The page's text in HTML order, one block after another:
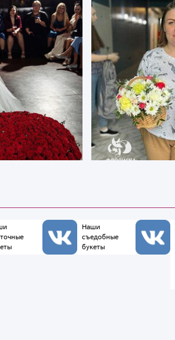
Наши
съедобные
букеты